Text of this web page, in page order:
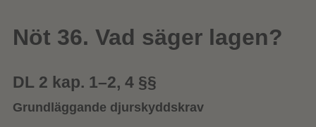
Nöt 36. Vad säger lagen?
DL 2 kap. 1–2, 4 §§
Grundläggande djurskyddskrav